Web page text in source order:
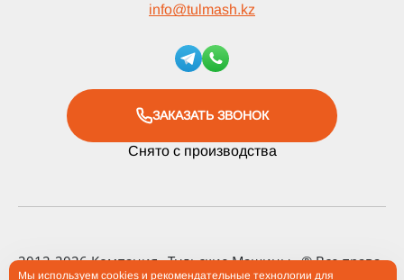
info@tulmash.kz
ЗАКАЗАТЬ ЗВОНОК
Снято с производства
2012-2026 Компания «Тульские Машины» ® Все права
Мы используем cookies и рекомендательные технологии для